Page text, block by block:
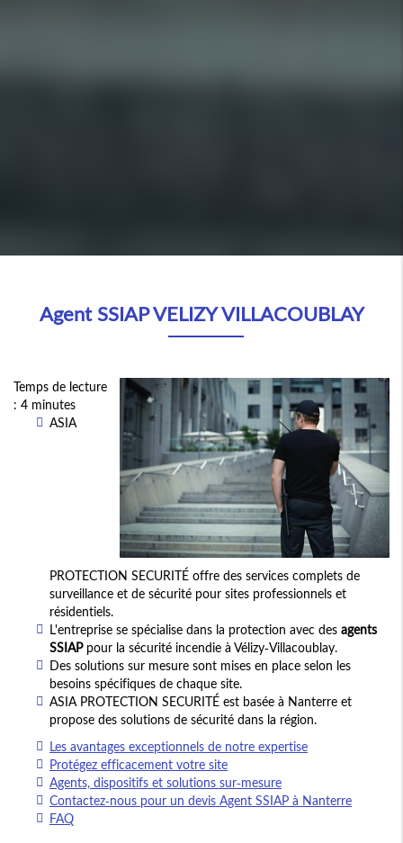
Agent SSIAP VELIZY VILLACOUBLAY
Temps de lecture
: 4 minutes
ASIA
PROTECTION SECURITÉ offre des services complets de
surveillance et de sécurité pour sites professionnels et
résidentiels.
L'entreprise se spécialise dans la protection avec des agents
SSIAPpour la sécurité incendie à Vélizy-Villacoublay.
Des solutions sur mesure sont mises en place selon les
besoins spécifiques de chaque site.
ASIA PROTECTION SECURITÉ est basée à Nanterre et
propose des solutions de sécurité dans la région.
Les avantages exceptionnels de notre expertise
Protégez efficacement votre site
Agents, dispositifs et solutions sur-mesure
Contactez-nous pour un devis Agent SSIAP à Nanterre
FAQ